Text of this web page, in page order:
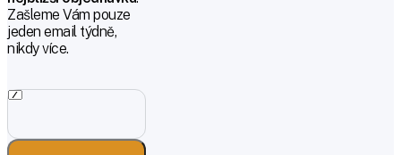
Zašleme Vám pouze
jeden email týdně,
nikdy více.